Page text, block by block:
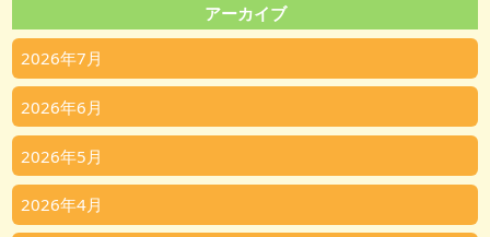
アーカイブ
2026年7月
2026年6月
2026年5月
2026年4月